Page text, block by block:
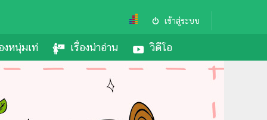
เข้าสู่ระบบ
งหนุ่มเท่ เรื่องน่าอ่าน วิดีโอ